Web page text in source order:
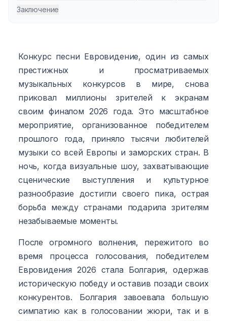
Заключение
Конкурс песни Евровидение, один из самых
престижных и просматриваемых
музыкальных конкурсов в мире, снова
приковал миллионы зрителей к экранам
своим финалом 2026 года. Это масштабное
мероприятие, организованное победителем
прошлого года, приняло тысячи любителей
музыки со всей Европы и заморских стран. В
ночь, когда визуальные шоу, захватывающие
сценические выступления и культурное
разнообразие достигли своего пика, острая
борьба между странами подарила зрителям
незабываемые моменты.
После огромного волнения, пережитого во
время процесса голосования, победителем
Евровидения 2026 стала Болгария, одержав
историческую победу и оставив позади своих
конкурентов. Болгария завоевала большую
симпатию как в голосовании жюри, так и в